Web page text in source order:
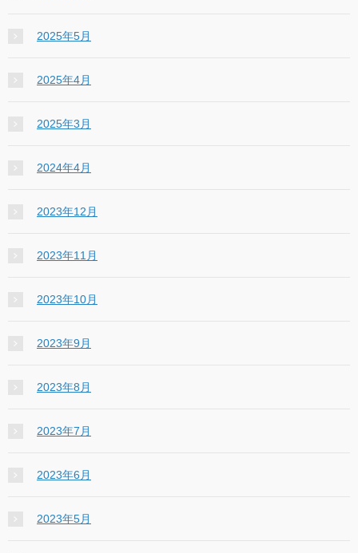
2025年5月
2025年4月
2025年3月
2024年4月
2023年12月
2023年11月
2023年10月
2023年9月
2023年8月
2023年7月
2023年6月
2023年5月